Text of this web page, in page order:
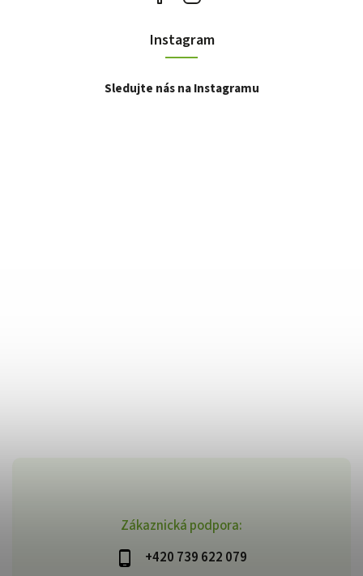
Zákaznická podpora:
+420 739 622 079
Instagram
Sledujte nás na Instagramu